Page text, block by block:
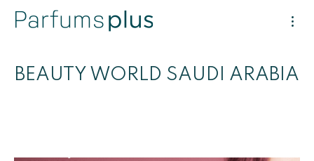
BEAUTY WORLD SAUDI ARABIA